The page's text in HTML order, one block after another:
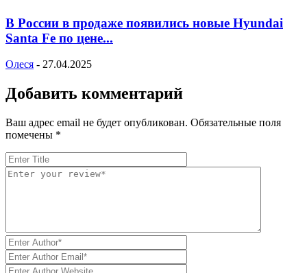
В России в продаже появились новые Hyundai
Santa Fe по цене...
Олеся - 27.04.2025
Добавить комментарий
Ваш адрес email не будет опубликован. Обязательные поля
помечены *